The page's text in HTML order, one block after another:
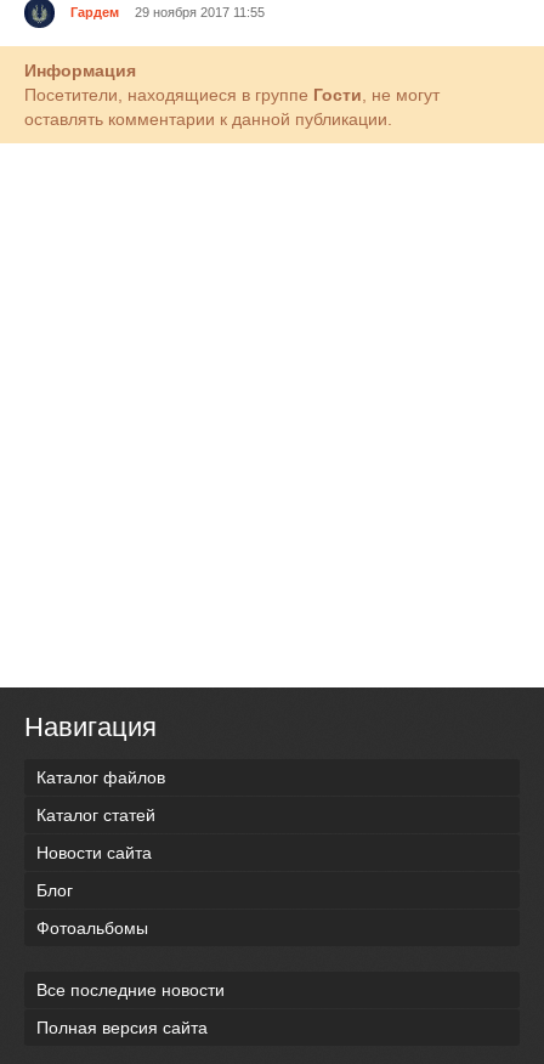
Гардем 29 ноября 2017 11:55
Информация
Посетители, находящиеся в группе Гости , не могут
оставлять комментарии к данной публикации.
Навигация
Каталог файлов
Каталог статей
Новости сайта
Блог
Фотоальбомы
Все последние новости
Полная версия сайта